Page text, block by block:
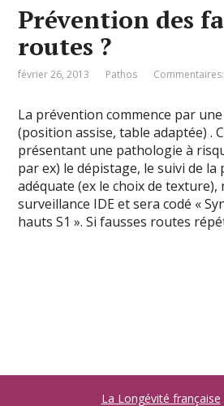
Prévention des
routes ?
février 26, 2013 Pathos
La prévention commence par
(position assise, table adaptée) .
présentant une pathologie à
par ex) le dépistage, le suivi de la
adéquate (ex le choix de texture),
surveillance IDE et sera codé «
hauts S1 ». Si fausses routes
La Longévité française